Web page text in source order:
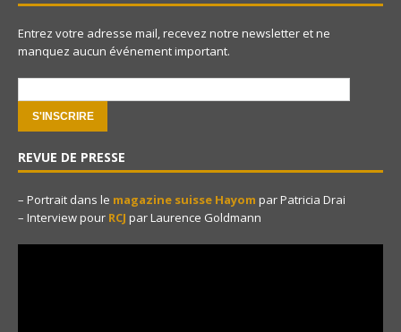
Entrez votre adresse mail, recevez notre newsletter et ne
manquez aucun événement important.
REVUE DE PRESSE
– Portrait dans le magazine suisse Hayom par Patricia Drai
– Interview pour RCJ par Laurence Goldmann